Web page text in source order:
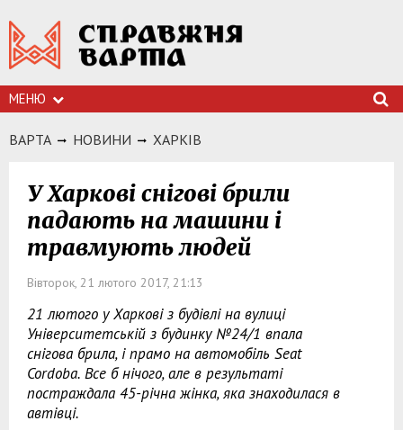
МЕНЮ
ВАРТА НОВИНИ ХАРКIВ
У Харкові снігові брили
падають на машини і
травмують людей
Вівторок, 21 лютого 2017, 21:13
21 лютого у Харкові з будівлі на вулиці
Університетській з будинку №24/1 впала
снігова брила, і прамо на автомобіль Seat
Cordoba. Все б нічого, але в результаті
постраждала 45-річна жінка, яка знаходилася в
автівці.